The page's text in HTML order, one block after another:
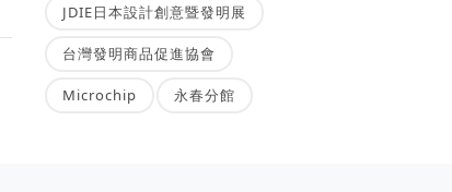
JDIE日本設計創意暨發明展
台灣發明商品促進協會
Microchip 永春分館